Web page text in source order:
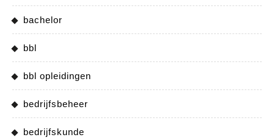
bachelor
bbl
bbl opleidingen
bedrijfsbeheer
bedrijfskunde